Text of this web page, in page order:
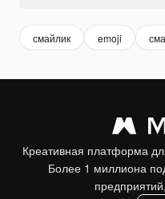
смайлик emoji
Креативная платформа
Более 1 миллиона